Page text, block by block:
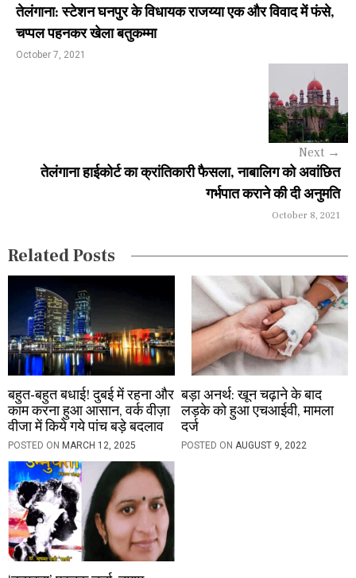
n
a
o
तेलंगाना: स्टेशन घनपुर के विधायक राजय्या एक और विवाद में फंसे,
चप्पल पहनकर खेला बतुकम्मा
October 7, 2021
Next →
तेलंगाना हाईकोर्ट का क्रांतिकारी फैसला, नाबालिग को अवांछित
गर्भपात कराने की दी अनुमति
October 8, 2021
Related Posts
बहुत-बहुत बधाई! दुबई में रहना और
काम करना हुआ आसान, वर्क वीज़ा
वीजा में किये गये पांच बड़े बदलाव
POSTED ON MARCH 12, 2025
बड़ा अनर्थ: खून चढ़ाने के बाद
लड़के को हुआ एचआईवी, मामला
दर्ज
POSTED ONAUGUST 9, 2022